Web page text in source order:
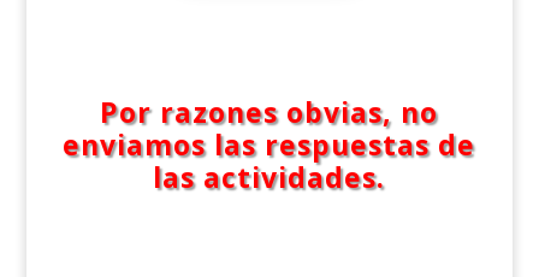
Por razones obvias, no
enviamos las respuestas de
las actividades.